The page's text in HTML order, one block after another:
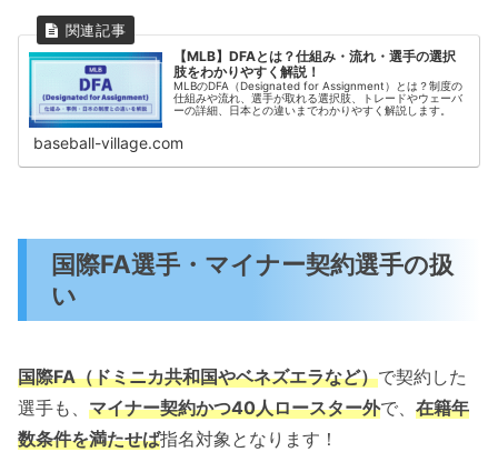
【MLB】DFAとは？仕組み・流れ・選手の選択
肢をわかりやすく解説！
MLBのDFA（Designated for Assignment）とは？制度の
仕組みや流れ、選手が取れる選択肢、トレードやウェーバ
ーの詳細、日本との違いまでわかりやすく解説します。
baseball-village.com
国際FA選手・マイナー契約選手の扱
い
国際FA（ドミニカ共和国やベネズエラなど）で契約した
選手も、 マイナー契約かつ40人ロースター外で、 在籍年
数条件を満たせば指名対象となります！